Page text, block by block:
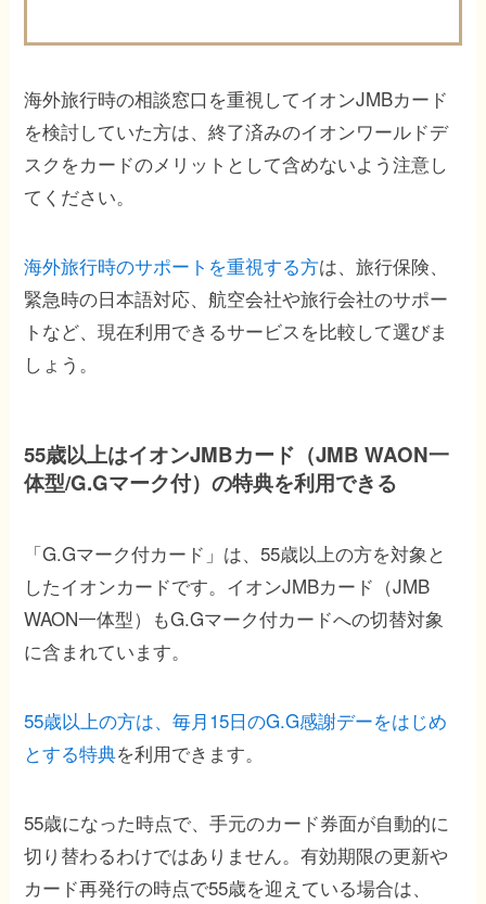
海外旅行時の相談窓口を重視してイオンJMBカード
を検討していた方は、終了済みのイオンワールドデ
スクをカードのメリットとして含めないよう注意し
てください。
海外旅行時のサポートを重視する方は、旅行保険、
緊急時の日本語対応、航空会社や旅行会社のサポー
トなど、現在利用できるサービスを比較して選びま
しょう。
55歳以上はイオンJMBカード（JMB WAON一
体型/G.Gマーク付）の特典を利用できる
「G.Gマーク付カード」は、55歳以上の方を対象と
したイオンカードです。イオンJMBカード（JMB
WAON一体型）もG.Gマーク付カードへの切替対象
に含まれています。
55歳以上の方は、毎月15日のG.G感謝デーをはじめ
とする特典を利用できます。
55歳になった時点で、手元のカード券面が自動的に
切り替わるわけではありません。有効期限の更新や
カード再発行の時点で55歳を迎えている場合は、